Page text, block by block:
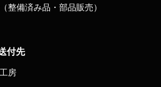
整備済み品・部品販売）
付先
房